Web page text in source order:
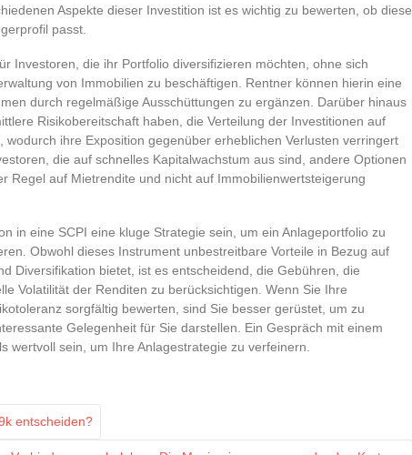
Aspekte dieser Investition ist es wichtig zu bewerten, ob diese
passt.
Investoren, die ihr Portfolio diversifizieren möchten, ohne sich
von Immobilien zu beschäftigen. Rentner können hierin eine
durch regelmäßige Ausschüttungen zu ergänzen. Darüber hinaus
Risikobereitschaft haben, die Verteilung der Investitionen auf
wodurch ihre Exposition gegenüber erheblichen Verlusten verringert
die auf schnelles Kapitalwachstum aus sind, andere Optionen
Regel auf Mietrendite und nicht auf Immobilienwertsteigerung
in eine SCPI eine kluge Strategie sein, um ein Anlageportfolio zu
Obwohl dieses Instrument unbestreitbare Vorteile in Bezug auf
Diversifikation bietet, ist es entscheidend, die Gebühren, die
Volatilität der Renditen zu berücksichtigen. Wenn Sie Ihre
sorgfältig bewerten, sind Sie besser gerüstet, um zu
Gelegenheit für Sie darstellen. Ein Gespräch mit einem
wertvoll sein, um Ihre Anlagestrategie zu verfeinern.
entscheiden?